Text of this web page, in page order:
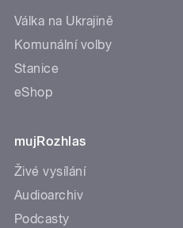
Válka na Ukrajině
Komunální volby
Stanice
eShop
mujRozhlas
Živé vysílání
Audioarchiv
Podcasty